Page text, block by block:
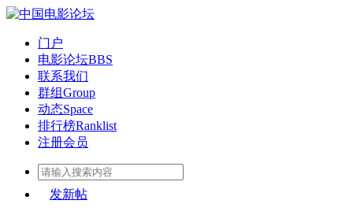
门户
电影论坛BBS
联系我们
群组Group
动态Space
排行榜Ranklist
注册会员
发新帖